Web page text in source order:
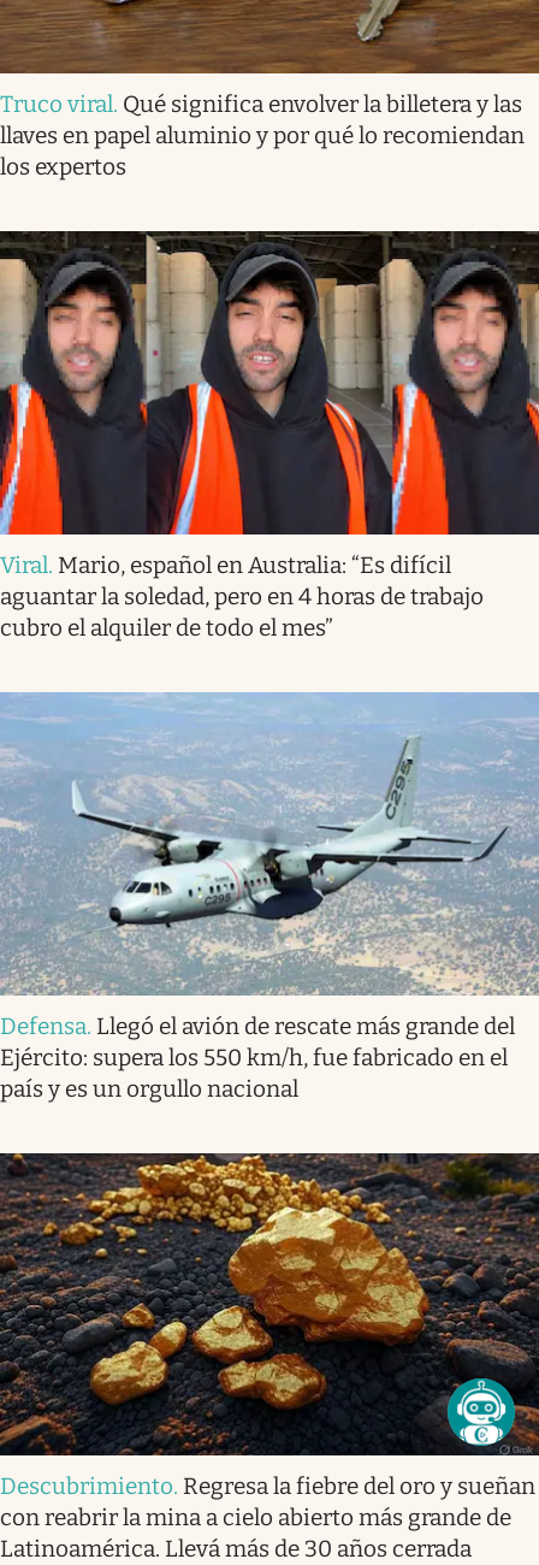
Truco viral. Qué significa envolver la billetera y las
llaves en papel aluminio y por qué lo recomiendan
los expertos
Viral. Mario, español en Australia: “Es difícil
aguantar la soledad, pero en 4 horas de trabajo
cubro el alquiler de todo el mes”
Defensa. Llegó el avión de rescate más grande del
Ejército: supera los 550 km/h, fue fabricado en el
país y es un orgullo nacional
Descubrimiento. Regresa la fiebre del oro y sueñan
con reabrir la mina a cielo abierto más grande de
Latinoamérica. Llevá más de 30 años cerrada